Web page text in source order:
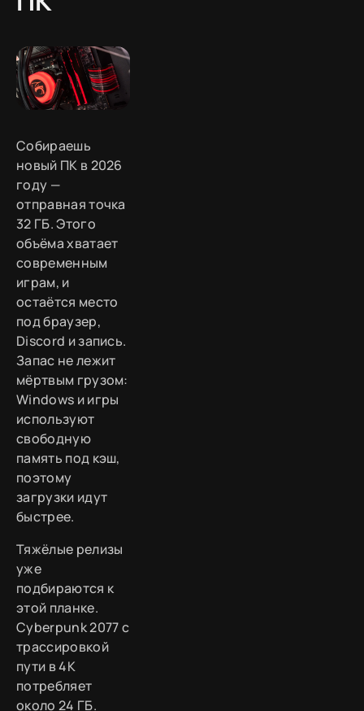
Собираешь
новый ПК в 2026
году —
отправная точка
32 ГБ. Этого
объёма хватает
современным
играм, и
остаётся место
под браузер,
Discord и запись.
Запас не лежит
мёртвым грузом:
Windows и игры
используют
свободную
память под кэш,
поэтому
загрузки идут
быстрее.
Тяжёлые релизы
уже
подбираются к
этой планке.
Cyberpunk 2077 с
трассировкой
пути в 4K
потребляет
около 24 ГБ.